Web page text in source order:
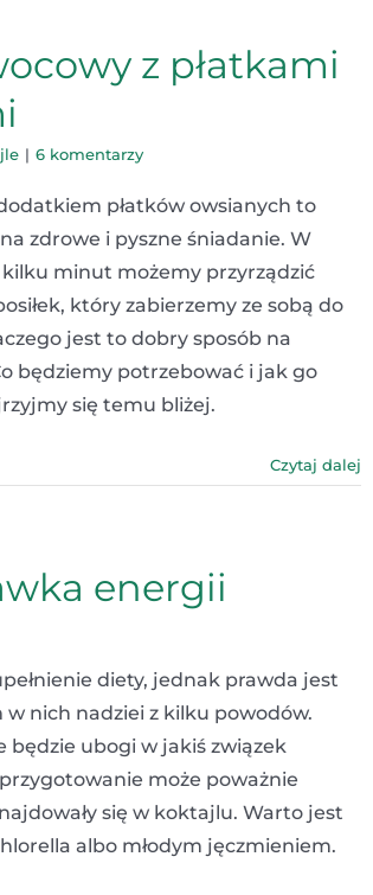
z płatkami
| 6 komentarzy
płatków owsianych to
zdrowe i pyszne śniadanie. W
minut możemy przyrządzić
który zabierzemy ze sobą do
jest to dobry sposób na
będziemy potrzebować i jak go
się temu bliżej.
Czytaj dalej
energii
diety, jednak prawda jest
w nich nadziei z kilku powodów.
będzie ubogi w jakiś związek
może poważnie
się w koktajlu. Warto jest
albo młodym jęczmieniem.